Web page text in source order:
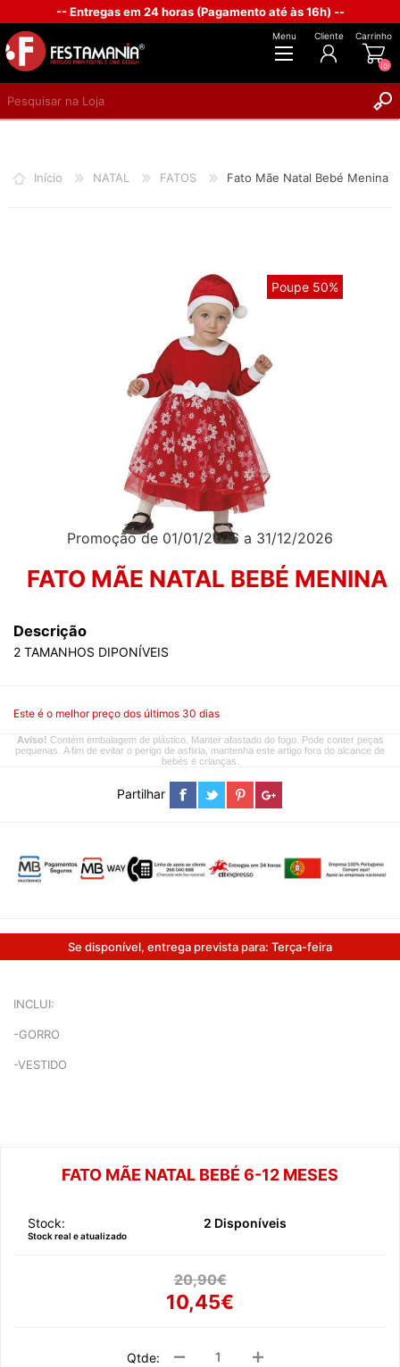
-- Entregas em 24 horas (Pagamento até às 16h) --
Menu Cliente Carrinho
(0)
Início NATAL FATOS Fato Mãe Natal Bebé Menina
Poupe 50%
Promoção de 01/01/2026 a 31/12/2026
FATO MÃE NATAL BEBÉ MENINA
Descrição
2 TAMANHOS DIPONÍVEIS
Este é o melhor preço dos últimos 30 dias
Aviso! Contém embalagem de plástico. Manter afastado do fogo. Pode conter peças
pequenas. A fim de evitar o perigo de asfixia, mantenha este artigo fora do alcance de
bebés e crianças.
Partilhar
Se disponível, entrega prevista para: Terça-feira
INCLUI:
-GORRO
-VESTIDO
FATO MÃE NATAL BEBÉ 6-12 MESES
Stock: 2 Disponíveis
Stock real e atualizado
20,90€
10,45€
Qtde: